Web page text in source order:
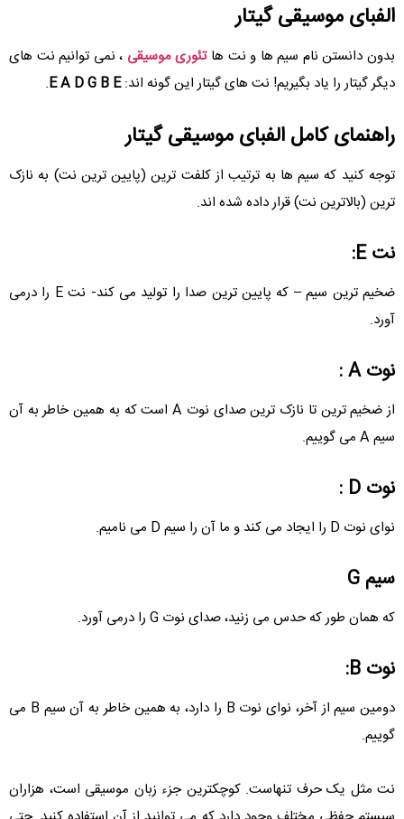
الفبای موسیقی گیتار
بدون دانستن نام سیم ها و نت ها تئوری موسیقی ، نمی توانیم نت های
دیگر گیتار را یاد بگیریم! نت های گیتار این گونه اند:E A D G B E
.
راهنمای کامل الفبای موسیقی گیتار
توجه کنید که سیم ها به ترتیب از کلفت ترین (پایین ترین نت) به نازک
ترین (بالاترین نت) قرار داده شده اند.
نت E:
ضخیم ترین سیم – که پایین ترین صدا را تولید می کند- نت E را درمی
آورد.
نوت A :
از ضخیم ترین تا نازک ترین صدای نوت A است که به همین خاطر به آن
سیم A می گوییم.
نوت D :
نوای نوت D را ایجاد می کند و ما آن را سیم D می نامیم.
سیم G
که همان طور که حدس می زنید، صدای نوت G را درمی آورد.
نوت B:
دومین سیم از آخر، نوای نوت B را دارد، به همین خاطر به آن سیم B می
گوییم.
نت مثل یک حرف تنهاست. کوچکترین جزء زبان موسیقی است، هزاران